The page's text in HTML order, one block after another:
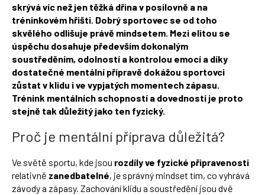
+420 224 250 000
(Po-Pá 9:00 - 16:30 hod.)
Měna(CZK)
Přihlášení
skrývá víc než jen těžká dřina v posilovně a na
tréninkovém hřišti. Dobrý sportovec se od toho
skvělého odlišuje právě mindsetem. Mezi elitou se
úspěchu dosahuje především dokonalým
soustředěním, odolností a kontrolou emocí a díky
dostatečné mentální přípravě dokážou sportovci
zůstat v klidu i ve vypjatých momentech zápasu.
Trénink mentálních schopností a dovedností je proto
stejně tak důležitý jako ten fyzický.
Proč je mentální příprava důležitá?
Ve světě sportu, kde jsou rozdíly ve fyzické připravenosti
relativně zanedbatelné, je správný mindset tím, co vyhrává
závody a zápasy. Zachování klidu a soustředění jsou dvě